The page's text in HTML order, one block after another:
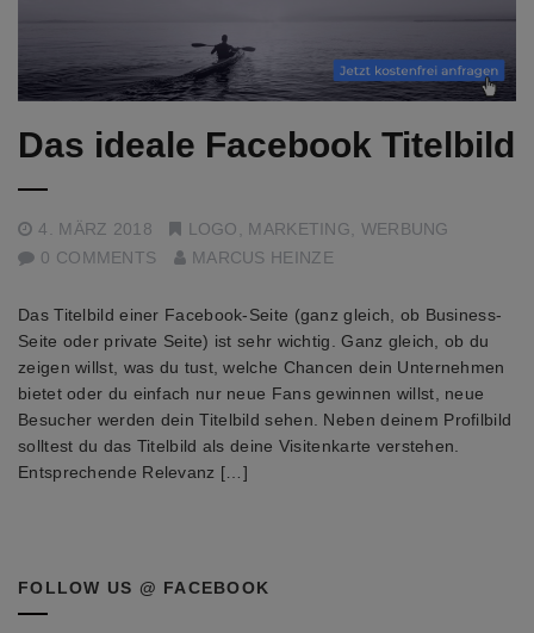
Das ideale Facebook Titelbild
4. MÄRZ 2018 LOGO MARKETING
WERBUNG
0 COMMENTS
MARCUS HEINZE
Das Titelbild einer Facebook-Seite (ganz gleich, ob Business-
Seite oder private Seite) ist sehr wichtig. Ganz gleich, ob du
zeigen willst, was du tust, welche Chancen dein Unternehmen
bietet oder du einfach nur neue Fans gewinnen willst, neue
Besucher werden dein Titelbild sehen. Neben deinem Profilbild
solltest du das Titelbild als deine Visitenkarte verstehen.
Entsprechende Relevanz […]
FOLLOW US @ FACEBOOK